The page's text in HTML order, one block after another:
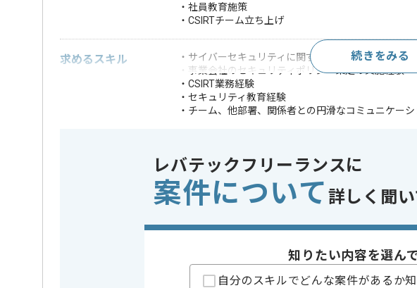
・社員教育施策
・CSIRTチーム立ち上げ
求めるスキル
・サイバーセキュリティに関する知見
・事業会社のセキュリティポリシー策定の実施経験
・CSIRT業務経験
・セキュリティ教育経験
・チーム、他部署、関係者との円滑なコミュニケー
・ISMS認証審査対応の経験
・セキュリティ担当として、海外拠点や企
※上記に似た経験やスキルをお持ちであれば申し込み可能なケ
この案件のポイント 業務内容
情報セキュリティ
精算条件
有
続きをみる
レバテックフリーランスに
案件について 詳しく聞
知りたい内容を選ん
自分のスキルでどんな案件があるか